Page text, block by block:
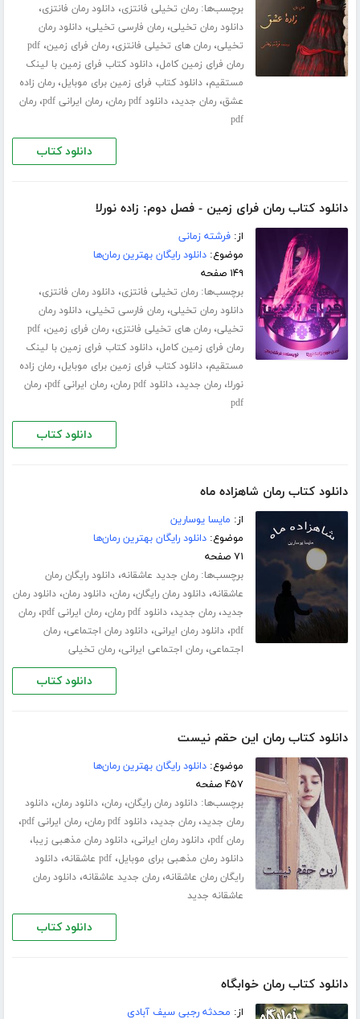
برچسب‌ها:رمان تخیلی فانتزی،دانلود رمان فانتزی،
دانلود رمان تخیلی،رمان فارسی تخیلی،دانلود رمان
تخیلی،رمان های تخیلی فانتزی،رمان فرای زمین،pdf
رمان فرای زمین کامل،دانلود کتاب فرای زمین با لینک
مستقیم،دانلود کتاب فرای زمین برای موبایل،رمان زاده
عشق،رمان جدید،دانلود pdf رمان ،رمان ایرانی pdf ،رمان
pdf
دانلود کتاب
دانلود کتاب رمان فرای زمین - فصل دوم: زاده نورلا
از:فرشته زمانی
موضوع:دانلود رایگان بهترین رمان‌ها
۱۴۹ صفحه
برچسب‌ها:رمان تخیلی فانتزی،دانلود رمان فانتزی،
دانلود رمان تخیلی،رمان فارسی تخیلی،دانلود رمان
تخیلی،رمان های تخیلی فانتزی،رمان فرای زمین،pdf
رمان فرای زمین کامل،دانلود کتاب فرای زمین با لینک
مستقیم،دانلود کتاب فرای زمین برای موبایل،رمان زاده
نورلا،رمان جدید،دانلود pdf رمان ،رمان ایرانی pdf ،رمان
pdf
دانلود کتاب
دانلود کتاب رمان شاهزاده ماه
از: مایسا یوسارین
موضوع:دانلود رایگان بهترین رمان‌ها
۷۱ صفحه
برچسب‌ها:رمان جدید عاشقانه،دانلود رایگان رمان
عاشقانه،دانلود رمان رایگان،رمان،دانلود رمان،دانلود رمان
جدید،رمان جدید،دانلود pdf رمان ،رمان ایرانی pdf ،رمان
pdf،دانلود رمان ایرانی،دانلود رمان اجتماعی،رمان
اجتماعی،رمان اجتماعی ایرانی،رمان تخیلی
دانلود کتاب
دانلود کتاب رمان این حقم نیست
موضوع:دانلود رایگان بهترین رمان‌ها
۴۵۷ صفحه
برچسب‌ها:دانلود رمان رایگان،رمان،دانلود رمان،دانلود
رمان جدید،رمان جدید،دانلود pdf رمان ،رمان ایرانی pdf ،
رمان pdf ،دانلود رمان ایرانی،دانلود رمان مذهبی زیبا،
دانلود رمان مذهبی برای موبایل،pdf عاشقانه ،دانلود
رایگان رمان عاشقانه،رمان جدید عاشقانه،دانلود رمان
عاشقانه جدید
دانلود کتاب
دانلود کتاب رمان خوابگاه
از: محدثه رجبی سیف آبادی